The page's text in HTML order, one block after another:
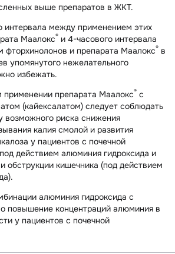
выше препаратов в ЖКТ.
интервала между применением этих
Маалокс® и 4-часового интервала
и препарата Маалокс® в
упомянутого нежелательного
избежать.
препарата Маалокс® с
(кайексалатом) следует соблюдать
возможного риска снижения
калия смолой и развития
у пациентов с почечной
действием алюминия гидроксида и
обструкции кишечника (под действием
алюминия гидроксида с
повышение концентраций алюминия в
у пациентов с почечной